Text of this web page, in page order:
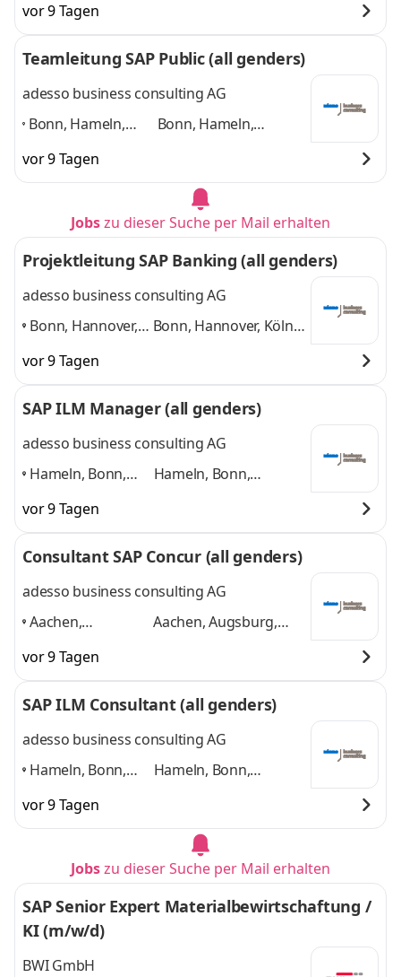
Münster, Jena
vor 9 Tagen
Teamleitung SAP Public (all genders)
adesso business consulting AG
Bonn, Hameln,
Paderborn,
Düsseldorf, Jena,
Bonn, Hameln,
weitere Standorte in
und 4 weitere
vor 9 Tagen
Jobszu dieser Suche per Mail erhalten
Projektleitung SAP Banking (all genders)
adesso business consulting AG
Bonn, Hannover,
Düsseldorf, Jena
Bonn, Hannover, Köln,
weitere
vor 9 Tagen
SAP ILM Manager (all genders)
adesso business consulting AG
Hameln, Bonn,
Paderborn,
Düsseldorf,
Hameln, Bonn,
und 4 weitere
vor 9 Tagen
Consultant SAP Concur (all genders)
adesso business consulting AG
Aachen,
Bonn, Bremen,
Dortmund,
Aachen, Augsburg,
weitere
vor 9 Tagen
SAP ILM Consultant (all genders)
adesso business consulting AG
Hameln, Bonn,
Paderborn,
Düsseldorf,
Hameln, Bonn,
und 4 weitere
vor 9 Tagen
Jobszu dieser Suche per Mail erhalten
SAP Senior Expert Materialbewirtschaftung /
KI (m/w/d)
BWI GmbH